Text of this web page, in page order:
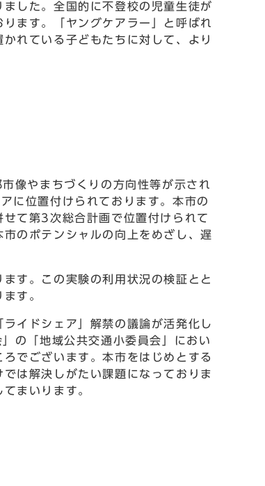
した。全国的に不登校の児童生徒が
ます。「ヤングケアラー」と呼ばれ
れている子どもたちに対して、より
像やまちづくりの方向性等が示され
に位置付けられております。本市の
て第3次総合計画で位置付けられて
のポテンシャルの向上をめざし、遅
す。この実験の利用状況の検証とと
す。
イドシェア」解禁の議論が活発化し
の「地域公共交通小委員会」におい
でございます。本市をはじめとする
は解決しがたい課題になっておりま
まいります。